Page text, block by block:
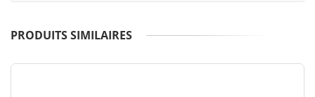
PRODUITS SIMILAIRES